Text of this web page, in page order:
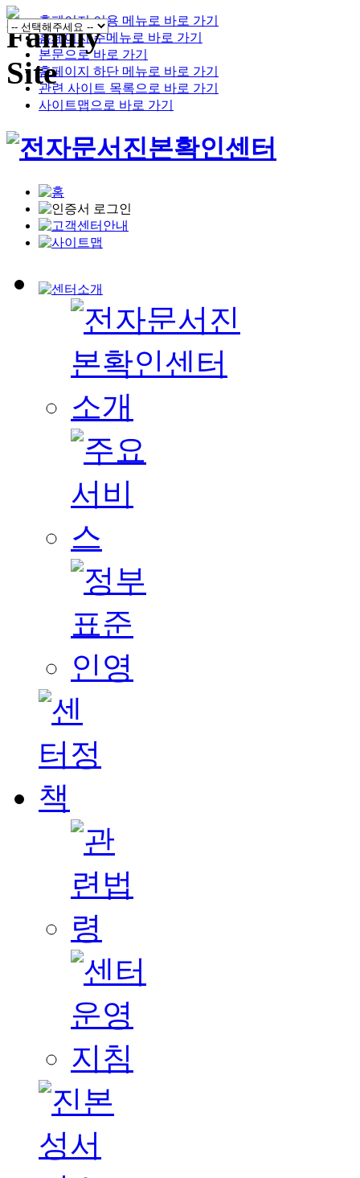
홈페이지 이용 메뉴로 바로 가기
홈페이지 주메뉴로 바로 가기
본문으로 바로 가기
홈페이지 하단 메뉴로 바로 가기
관련 사이트 목록으로 바로 가기
사이트맵으로 바로 가기